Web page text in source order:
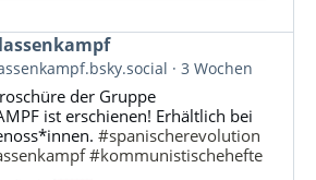
3 Wochen
der Gruppe
ist erschienen! Erhältlich bei
#spanischerevolution
#kommunistischehefte